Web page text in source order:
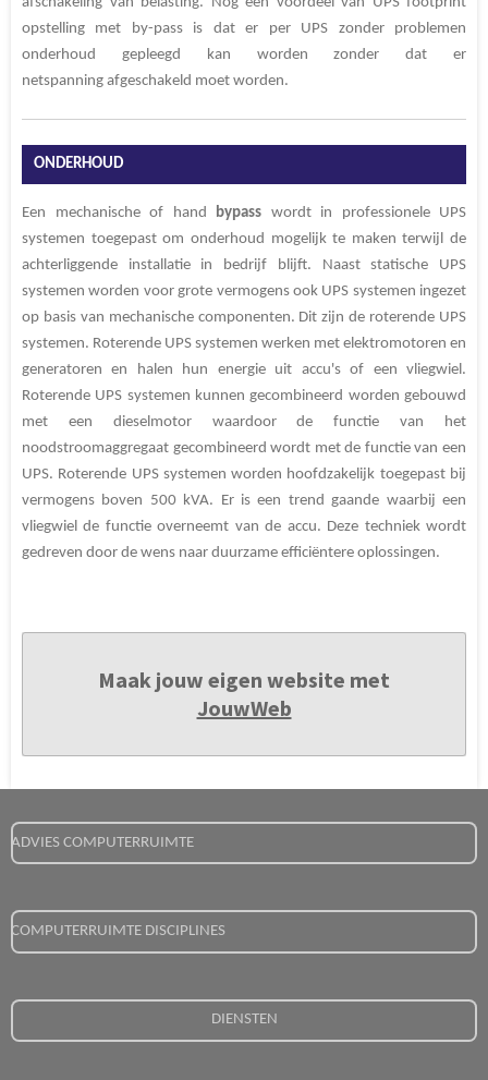
opstelling met by-pass is dat er per UPS zonder problemen
onderhoud gepleegd kan worden zonder dat er
netspanning afgeschakeld moet worden.
ONDERHOUD
Een mechanische of hand bypass wordt in professionele UPS
systemen toegepast om onderhoud mogelijk te maken terwijl de
achterliggende installatie in bedrijf blijft. Naast statische UPS
systemen worden voor grote vermogens ook UPS systemen ingezet
op basis van mechanische componenten. Dit zijn de roterende UPS
systemen. Roterende UPS systemen werken met elektromotoren en
generatoren en halen hun energie uit accu's of een vliegwiel.
Roterende UPS systemen kunnen gecombineerd worden gebouwd
met een dieselmotor waardoor de functie van het
noodstroomaggregaat gecombineerd wordt met de functie van een
UPS. Roterende UPS systemen worden hoofdzakelijk toegepast bij
vermogens boven 500 kVA. Er is een trend gaande waarbij een
vliegwiel de functie overneemt van de accu. Deze techniek wordt
gedreven door de wens naar duurzame efficiëntere oplossingen.
Maak jouw eigen website met
JouwWeb
ADVIES COMPUTERRUIMTE
COMPUTERRUIMTE DISCIPLINES
DIENSTEN